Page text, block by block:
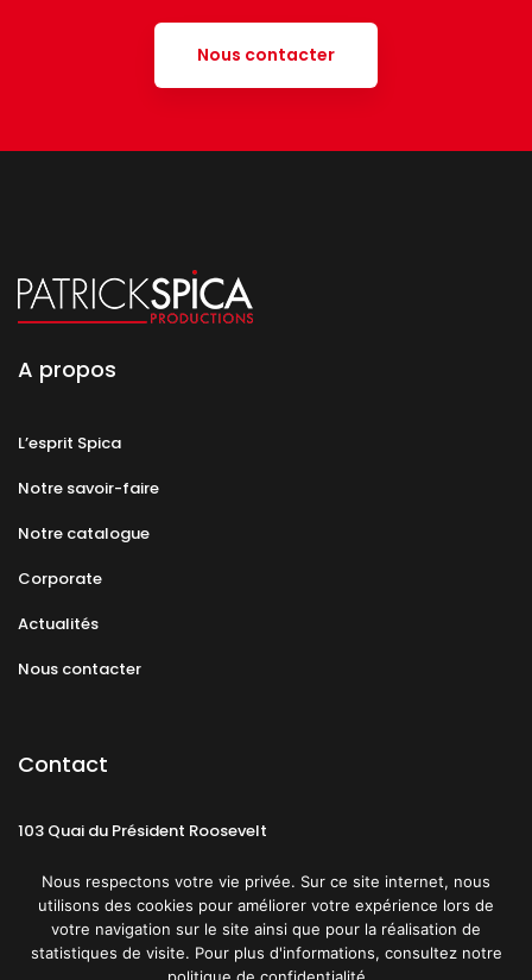
Nous contacter
A propos
L’esprit Spica
Notre savoir-faire
Notre catalogue
Corporate
Actualités
Nous contacter
Contact
103 Quai du Président Roosevelt
Nous respectons votre vie privée. Sur ce site internet, nous
utilisons des cookies pour améliorer votre expérience lors de
votre navigation sur le site ainsi que pour la réalisation de
statistiques de visite. Pour plus d'informations, consultez notre